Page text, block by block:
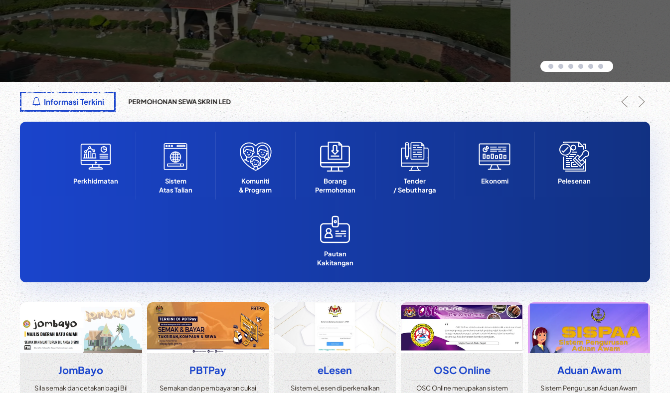
Informasi Terkini PERMOHONAN SEWA SKRIN LED
Perkhidmatan
Sistem
Atas Talian
Komuniti
& Program
Borang
Permohonan
Tender
/ Sebut harga
Ekonomi Pelesenan
Pautan
Kakitangan
JomBayo
Sila semak dan cetakan bagi Bil
PBTPay
Semakan dan pembayaran cukai
eLesen
Sistem eLesen diperkenalkan
OSC Online
OSC Online merupakan sistem
Aduan Awam
Sistem Pengurusan Aduan Awam